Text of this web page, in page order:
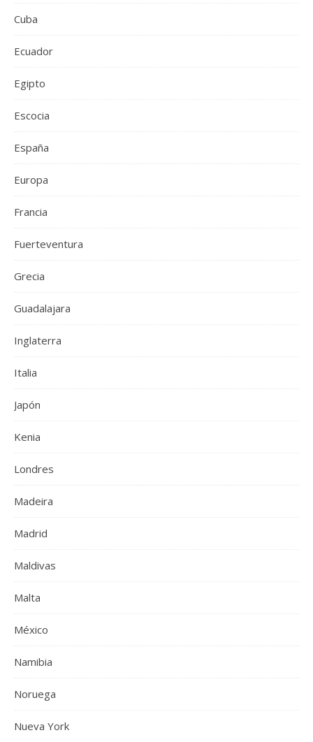
Cuba
Ecuador
Egipto
Escocia
España
Europa
Francia
Fuerteventura
Grecia
Guadalajara
Inglaterra
Italia
Japón
Kenia
Londres
Madeira
Madrid
Maldivas
Malta
México
Namibia
Noruega
Nueva York